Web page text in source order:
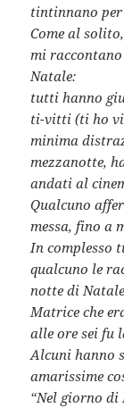
tintinnano per
Come al
mi
Natale:
tutti hanno
ti-vitti (ti ho
minima
mezzanotte,
andati al
Qualcuno
messa, fino a
In complesso
qualcuno le
notte di
Matrice che
alle ore sei fu
Alcuni hanno
amarissime
“Nel giorno